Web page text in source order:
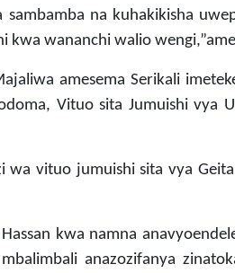
sambamba na kuhakikisha
wananchi walio
amesema Serikali
Vituo sita Jumuishi vya
wa vituo jumuishi sita vya
kwa namna
anazozifanya